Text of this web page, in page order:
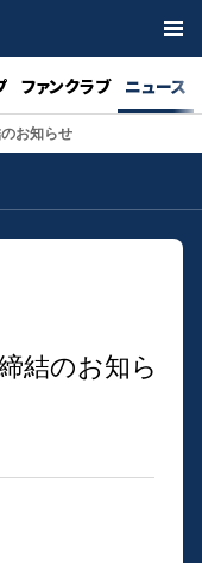
ファンクラブ ニュース
お知らせ
結のお知ら